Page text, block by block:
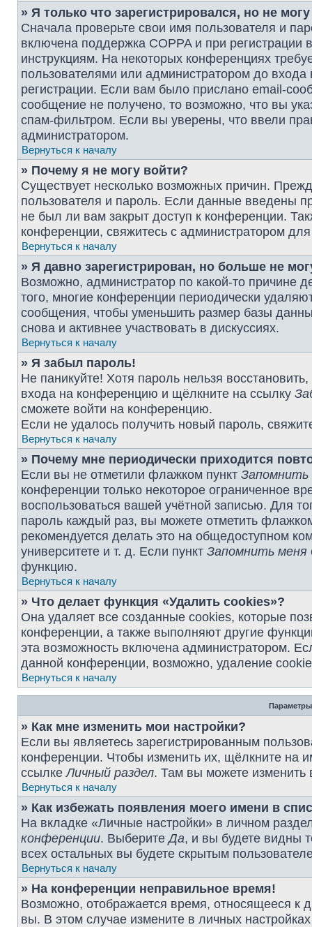
» Я только что зарегистрировался, но не
Сначала проверьте свои имя пользователя и
включена поддержка COPPA и при
инструкциям. На некоторых конференциях
пользователями или администратором до
регистрации. Если вам было прислано email-
сообщение не получено, то возможно, что вы
спам-фильтром. Если вы уверены, что ввели
администратором.
Вернуться к началу
» Почему я не могу войти?
Существует несколько возможных причин.
пользователя и пароль. Если данные введены
не был ли вам закрыт доступ к конференции.
конференции, свяжитесь с администратором
Вернуться к началу
» Я давно зарегистрирован, но больше не
Возможно, администратор по какой-то причине
того, многие конференции периодически
сообщения, чтобы уменьшить размер базы
снова и активнее участвовать в дискуссиях.
Вернуться к началу
» Я забыл пароль!
Не паникуйте! Хотя пароль нельзя
входа на конференцию и щёлкните на ссылку
сможете войти на конференцию.
Если не удалось получить новый пароль,
Вернуться к началу
» Почему мне периодически приходится
Если вы не отметили флажком пункт Запомнить
конференции только некоторое ограниченное
воспользоваться вашей учётной записью. Для
пароль каждый раз, вы можете отметить
рекомендуется делать это на общедоступном
университете и т. д. Если пункт Запомнить меня
функцию.
Вернуться к началу
» Что делает функция «Удалить cookies»?
Она удаляет все созданные cookies, которые
конференции, а также выполняют другие
эта возможность включена администратором.
данной конференции, возможно, удаление
Вернуться к началу
Параметры
» Как мне изменить мои настройки?
Если вы являетесь зарегистрированным
конференции. Чтобы изменить их, щёлкните на
ссылкеЛичный раздел. Там вы можете изменить
Вернуться к началу
» Как избежать появления моего имени в
На вкладке «Личные настройки» в личном
конференции. ВыберитеДа, и вы будете видны
всех остальных вы будете скрытым
Вернуться к началу
» На конференции неправильное время!
Возможно, отображается время, относящееся к
вы. В этом случае измените в личных